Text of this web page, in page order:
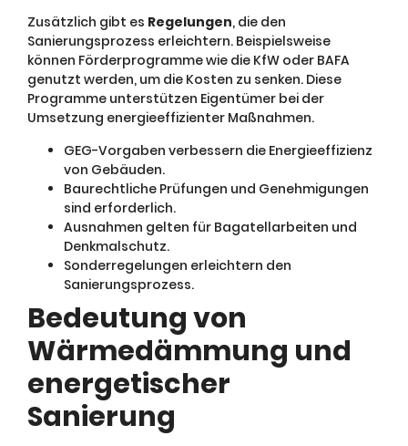
Zusätzlich gibt es Regelungen, die den
Sanierungsprozess erleichtern. Beispielsweise
können Förderprogramme wie die KfW oder BAFA
genutzt werden, um die Kosten zu senken. Diese
Programme unterstützen Eigentümer bei der
Umsetzung energieeffizienter Maßnahmen.
GEG-Vorgaben verbessern die Energieeffizienz
von Gebäuden.
Baurechtliche Prüfungen und Genehmigungen
sind erforderlich.
Ausnahmen gelten für Bagatellarbeiten und
Denkmalschutz.
Sonderregelungen erleichtern den
Sanierungsprozess.
Bedeutung von
Wärmedämmung und
energetischer
Sanierung